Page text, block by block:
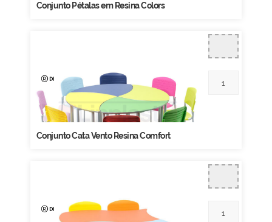
Conjunto Pétalas em Resina Colors
Conjunto Cata Vento Resina Comfort